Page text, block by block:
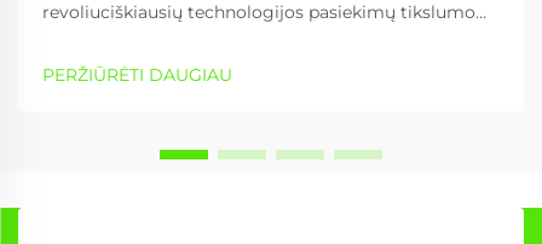
revoliuciškiausių technologijos pasiekimų tikslumo
įrenginys naudoja susfokusuotos šviesos energiją
nuolatiniams žymėjimams, įbrėžimams ar įvairių
PERŽIŪRĖTI DAUGIAU